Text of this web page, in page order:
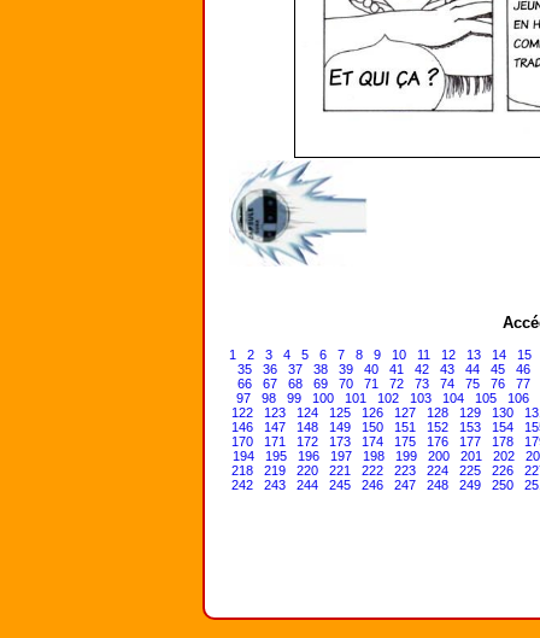
1 2 3 4 5 6 7 8 9 10 11 12 13 14
15
35
36 37 38 39 40 41 42 43 44 45
46
66
67 68 69 70 71 72 73 74 75 76
77
97
98 99 100 101 102 103 104 105
106
122
123 124 125 126 127 128 129 130
146
147 148 149 150 151 152 153 154
170
171 172 173 174 175 176 177 178
194
195 196 197 198 199 200 201 202
218
219 220 221 222 223 224 225 226
242
243 244 245 246 247 248 249 250